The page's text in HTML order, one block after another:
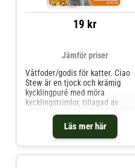
19 kr
Läs mer här
Jämför priser
Våtfoder/godis för katter. Ciao
Stew är en tjock och krämig
kycklingpuré med möra
kycklingstrimlor, tillagad av
Med sin fylliga konsistens och 86
% fukthalt är det ett hälsosamt
och återfuktande godis som kan